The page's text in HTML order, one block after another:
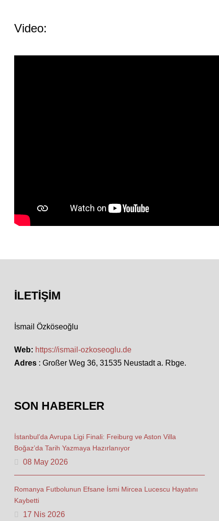
Video:
İLETIŞIM
İsmail Özköseoğlu
Web: https://ismail-ozkoseoglu.de
Adres : Großer Weg 36, 31535 Neustadt a. Rbge.
SON HABERLER
İstanbul’da Avrupa Ligi Finali: Freiburg ve Aston Villa
Boğaz’da Tarih Yazmaya Hazırlanıyor
08 May 2026
Romanya Futbolunun Efsane İsmi Mircea Lucescu Hayatını
Kaybetti
17 Nis 2026